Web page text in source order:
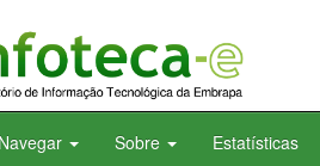
Navegar Sobre Estatísticas